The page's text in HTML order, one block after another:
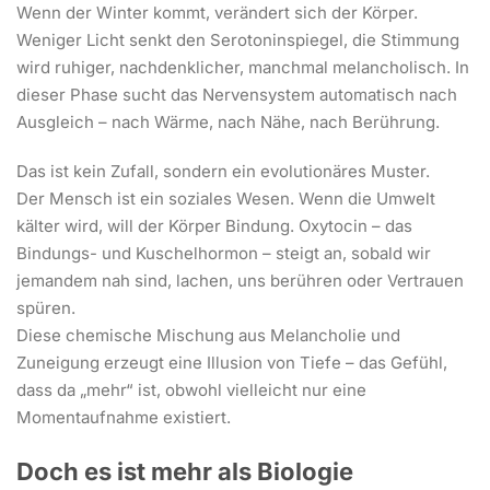
Wenn der Winter kommt, verändert sich der Körper.
Weniger Licht senkt den Serotoninspiegel, die Stimmung
wird ruhiger, nachdenklicher, manchmal melancholisch. In
dieser Phase sucht das Nervensystem automatisch nach
Ausgleich – nach Wärme, nach Nähe, nach Berührung.
Das ist kein Zufall, sondern ein evolutionäres Muster.
Der Mensch ist ein soziales Wesen. Wenn die Umwelt
kälter wird, will der Körper Bindung. Oxytocin – das
Bindungs- und Kuschelhormon – steigt an, sobald wir
jemandem nah sind, lachen, uns berühren oder Vertrauen
spüren.
Diese chemische Mischung aus Melancholie und
Zuneigung erzeugt eine Illusion von Tiefe – das Gefühl,
dass da „mehr“ ist, obwohl vielleicht nur eine
Momentaufnahme existiert.
Doch es ist mehr als Biologie